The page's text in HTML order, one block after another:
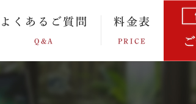
よくあるご質問
Q&A
料金表
PRICE